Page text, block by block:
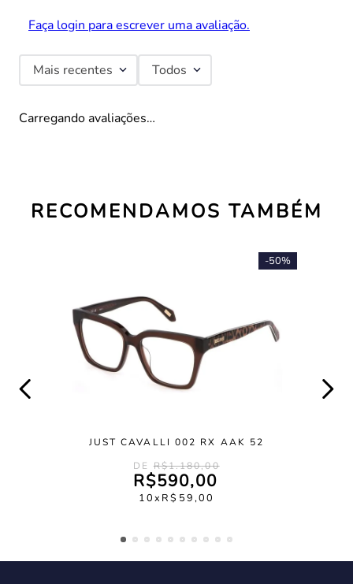
Faça login para escrever uma avaliação.
Mais recentes Todos
Carregando avaliações…
RECOMENDAMOS TAMBÉM
-50%
JUST CAVALLI 002 RX AAK 52
R$1.180,00
R$590,00
10 R$ 59,00